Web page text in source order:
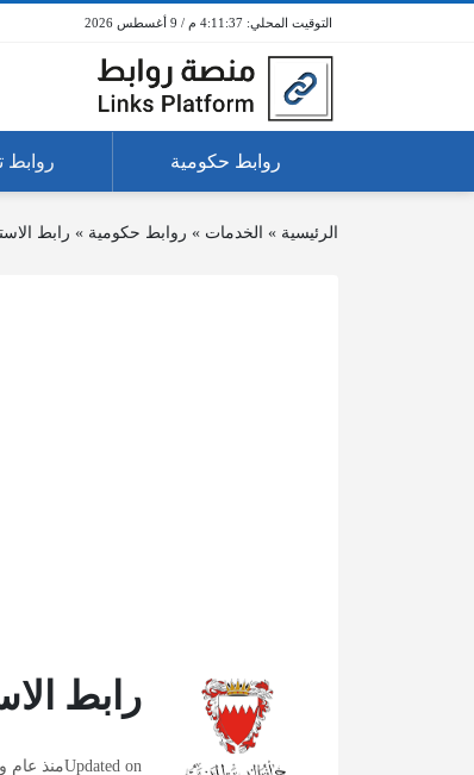
4:11:37 م / 9 أغسطس 2026
روابط حكومية روابط
الرئيسية » الخدمات » روابط حكومية » رابط
رابط
Updated onمنذ عام